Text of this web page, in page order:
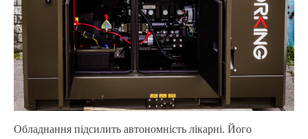
Обладнання підсилить автономність лікарні. Його